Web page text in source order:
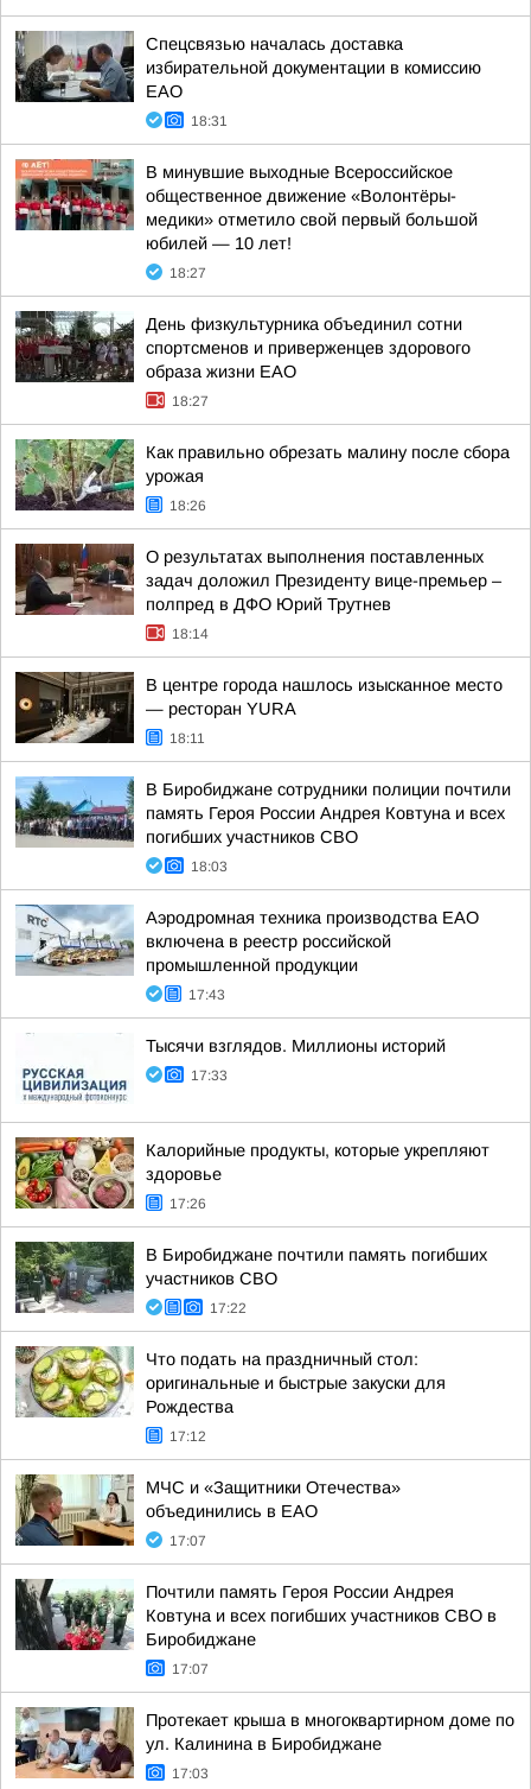
Спецсвязью началась доставка
избирательной документации в комиссию
ЕАО
18:31
В минувшие выходные Всероссийское
общественное движение «Волонтёры-
медики» отметило свой первый большой
юбилей — 10 лет!
18:27
День физкультурника объединил сотни
спортсменов и приверженцев здорового
образа жизни ЕАО
18:27
Как правильно обрезать малину после сбора
урожая
18:26
О результатах выполнения поставленных
задач доложил Президенту вице-премьер –
полпред в ДФО Юрий Трутнев
18:14
В центре города нашлось изысканное место
— ресторан YURA
18:11
В Биробиджане сотрудники полиции почтили
память Героя России Андрея Ковтуна и всех
погибших участников СВО
18:03
Аэродромная техника производства ЕАО
включена в реестр российской
промышленной продукции
17:43
Тысячи взглядов. Миллионы историй
17:33
Калорийные продукты, которые укрепляют
здоровье
17:26
В Биробиджане почтили память погибших
участников СВО
17:22
Что подать на праздничный стол:
оригинальные и быстрые закуски для
Рождества
17:12
МЧС и «Защитники Отечества»
объединились в ЕАО
17:07
Почтили память Героя России Андрея
Ковтуна и всех погибших участников СВО в
Биробиджане
17:07
Протекает крыша в многоквартирном доме по
ул. Калинина в Биробиджане
17:03